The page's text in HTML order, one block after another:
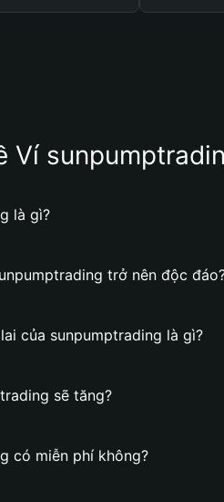
Ví
là gì?
trở nên độc
của sunpumptrading là gì?
sẽ tăng?
có miễn phí không?